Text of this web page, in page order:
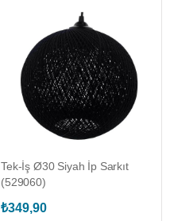
Tek-İş Ø30 Siyah İp Sarkıt
(529060)
₺349,90